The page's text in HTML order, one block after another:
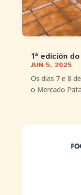
1ª edición
JUN 5, 2025
Os días 7 e 8
o Mercado